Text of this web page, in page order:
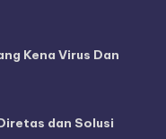
Kena Virus Dan
dan Solusi